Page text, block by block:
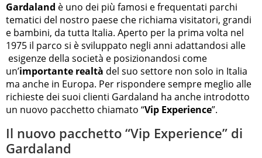
Gardaland è uno dei più famosi e frequentati parchi
tematici del nostro paese che richiama visitatori, grandi
e bambini, da tutta Italia. Aperto per la prima volta nel
1975 il parco si è sviluppato negli anni adattandosi alle
esigenze della società e posizionandosi come
un’importante realtà del suo settore non solo in Italia
ma anche in Europa. Per rispondere sempre meglio alle
richieste dei suoi clienti Gardaland ha anche introdotto
un nuovo pacchetto chiamato “Vip Experience”.
Il nuovo pacchetto “Vip Experience” di
Gardaland